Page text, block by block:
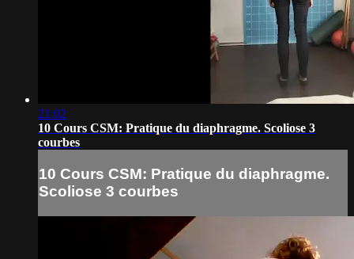
21:02
10 Cours CSM: Pratique du diaphragme. Scoliose 3
courbes
10 Cours CSM: Pratique du diaphragme.
Scoliose 3 courbes